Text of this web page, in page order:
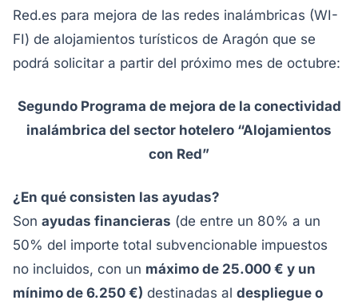
Red.es para mejora de las redes inalámbricas (WI-
FI) de alojamientos turísticos de Aragón que se
podrá solicitar a partir del próximo mes de octubre:
Segundo Programa de mejora de la conectividad
inalámbrica del sector hotelero “Alojamientos
con Red”
¿En qué consisten las ayudas?
Son ayudas financieras (de entre un 80% a un
50% del importe total subvencionable impuestos
no incluidos, con un máximo de 25.000 € y un
mínimo de 6.250 €) destinadas al despliegue o